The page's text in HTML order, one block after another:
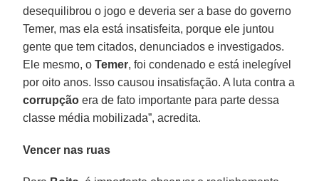
desequilibrou o jogo e deveria ser a base do governo
Temer, mas ela está insatisfeita, porque ele juntou
gente que tem citados, denunciados e investigados.
Ele mesmo, oTemer, foi condenado e está inelegível
por oito anos. Isso causou insatisfação. A luta contra a
corrupção era de fato importante para parte dessa
classe média mobilizada”, acredita.
Vencer nas ruas